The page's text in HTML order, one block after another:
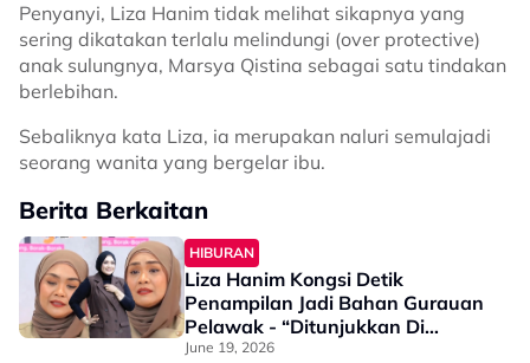
Penyanyi, Liza Hanim tidak melihat sikapnya yang
sering dikatakan terlalu melindungi (over protective)
anak sulungnya, Marsya Qistina sebagai satu tindakan
berlebihan.
Sebaliknya kata Liza, ia merupakan naluri semulajadi
seorang wanita yang bergelar ibu.
Berita Berkaitan
HIBURAN
Liza Hanim Kongsi Detik
Penampilan Jadi Bahan Gurauan
Pelawak - “Ditunjukkan Di
Hadapan Muka, Apa Ni?”
June 19, 2026